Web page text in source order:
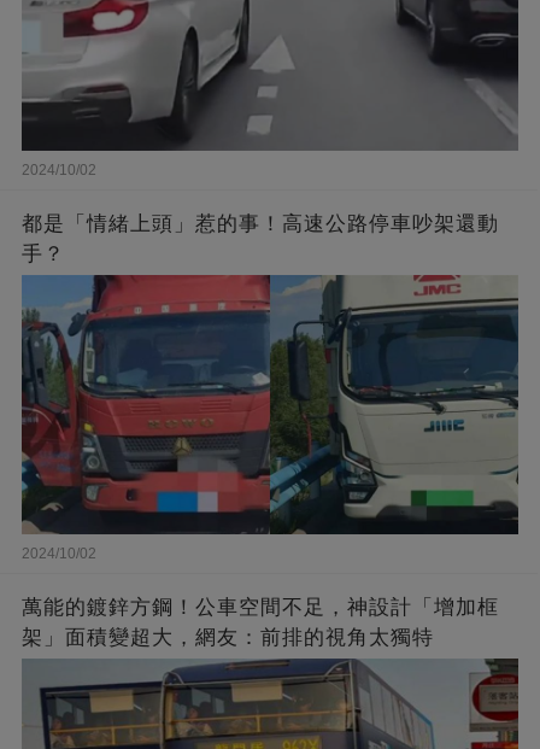
2024/10/02
都是「情緒上頭」惹的事！高速公路停車吵架還動
手？
2024/10/02
萬能的鍍鋅方鋼！公車空間不足，神設計「增加框
架」面積變超大，網友：前排的視角太獨特